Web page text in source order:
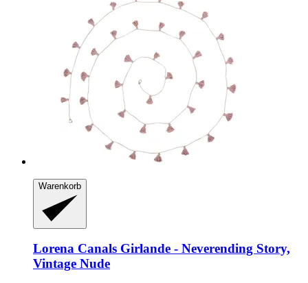
Warenkorb
Lorena Canals Girlande -​ Neverending Story,
Vintage Nude